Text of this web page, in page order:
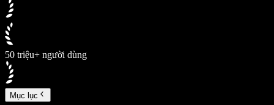
50 triệu+ người dùng
Mục lục